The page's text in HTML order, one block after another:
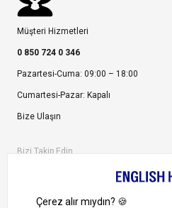
Müşteri Hizmetleri
0 850 724 0 346
Pazartesi-Cuma: 09:00 – 18:00
Cumartesi-Pazar: Kapalı
Bize Ulaşın
Bizi Takip Edin